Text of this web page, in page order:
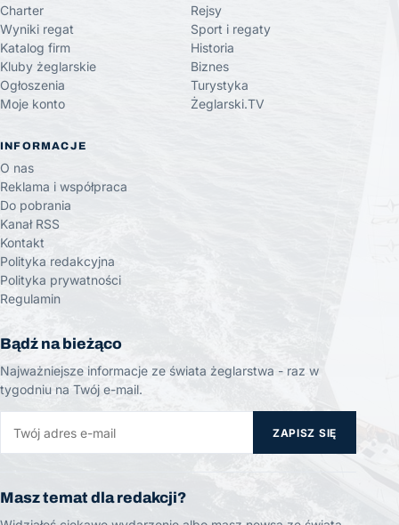
Charter
Wyniki regat
Katalog firm
Kluby żeglarskie
Ogłoszenia
Moje konto
Rejsy
Sport i regaty
Historia
Biznes
Turystyka
Żeglarski.TV
INFORMACJE
O nas
Reklama i współpraca
Do pobrania
Kanał RSS
Kontakt
Polityka redakcyjna
Polityka prywatności
Regulamin
Bądź na bieżąco
Najważniejsze informacje ze świata żeglarstwa - raz w
tygodniu na Twój e-mail.
ZAPISZ SIĘ
Masz temat dla redakcji?